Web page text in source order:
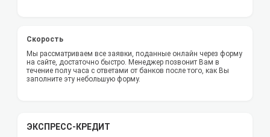
Скорость
Мы рассматриваем все заявки, поданные онлайн через форму
на сайте, достаточно быстро. Менеджер позвонит Вам в
течение полу часа с ответами от банков после того, как Вы
заполните эту небольшую форму.
ЭКСПРЕСС-КРЕДИТ